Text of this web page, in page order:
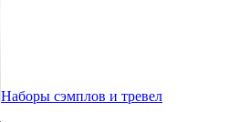
Наборы сэмплов и тревел